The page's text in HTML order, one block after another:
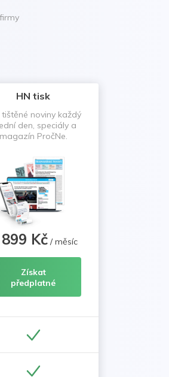
HN tisk
tištěné noviny každý
den, speciály a
magazín PročNe.
899 Kč / měsíc
Získat
předplatné